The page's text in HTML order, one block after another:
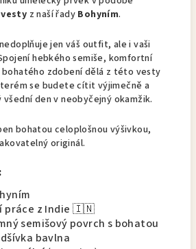
z naší řady Bohyním.
jen váš outfit, ale i vaši
hebkého semiše, komfortní
bohatého zdobení dělá z této vesty
se budete cítit výjimečně a
den v neobyčejný okamžik.
bohatou celoplošnou výšivkou,
originál.
práce z Indie 🇮🇳
semišový povrch s bohatou
bavlna